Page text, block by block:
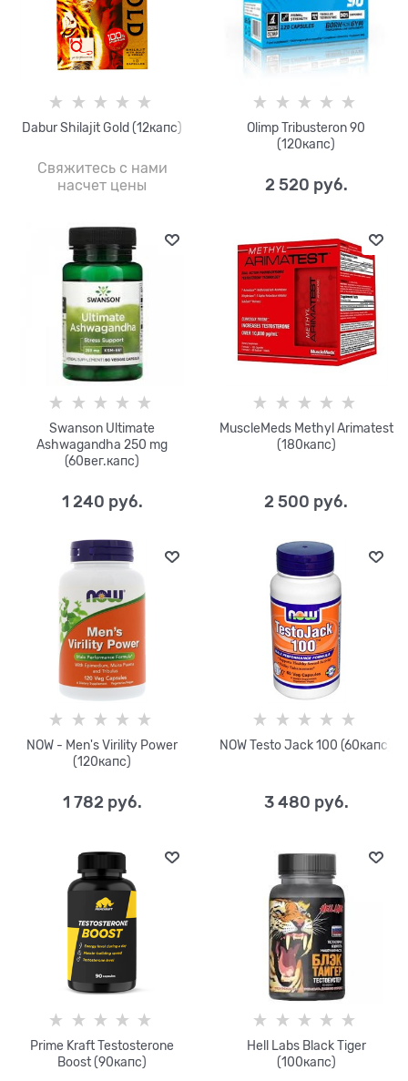
Dabur Shilajit Gold (12капс)
Свяжитесь с нами
насчет цены
Olimp Tribusteron 90
(120капс)
2 520 руб.
Swanson Ultimate
Ashwagandha 250 mg
(60вег.капс)
1 240 руб.
MuscleMeds Methyl Arimatest
(180капс)
2 500 руб.
NOW - Men's Virility Power
(120капс)
1 782 руб.
NOW Testo Jack 100 (60капс)
3 480 руб.
Prime Kraft Testosterone
Boost (90капс)
Hell Labs Black Tiger
(100капс)